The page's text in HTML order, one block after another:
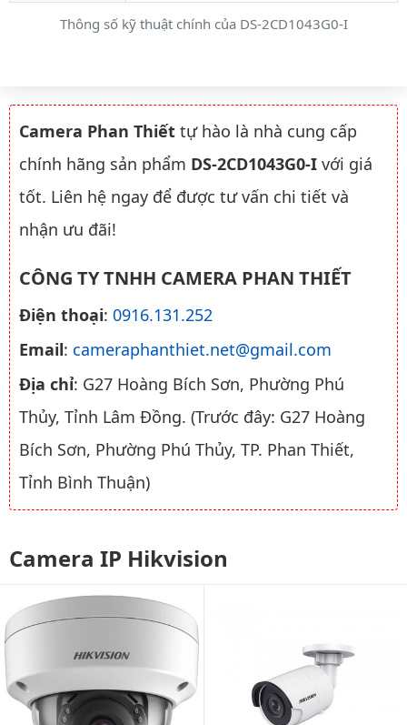
Thông số kỹ thuật chính của DS-2CD1043G0-I
Camera Phan Thiết tự hào là nhà cung cấp
chính hãng sản phẩm DS-2CD1043G0-I với giá
tốt. Liên hệ ngay để được tư vấn chi tiết và
nhận ưu đãi!
CÔNG TY TNHH CAMERA PHAN THIẾT
Điện thoại: 0916.131.252
Email: cameraphanthiet.net@gmail.com
Địa chỉ: G27 Hoàng Bích Sơn, Phường Phú
Thủy, Tỉnh Lâm Đồng. (Trước đây: G27 Hoàng
Bích Sơn, Phường Phú Thủy, TP. Phan Thiết,
Tỉnh Bình Thuận)
Camera IP Hikvision